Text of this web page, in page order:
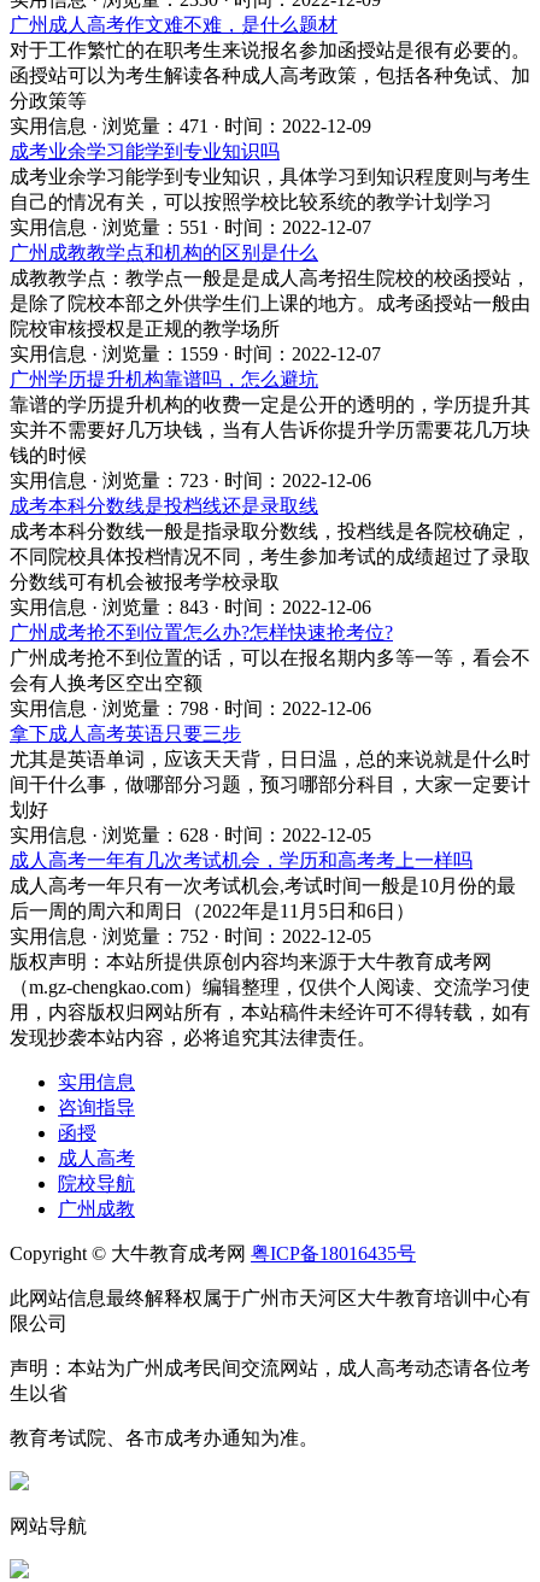
广州成人高考作文难不难，是什么题材
对于工作繁忙的在职考生来说报名参加函授站是很有必要的。
函授站可以为考生解读各种成人高考政策，包括各种免试、加
分政策等
实用信息 · 浏览量：471 · 时间：2022-12-09
成考业余学习能学到专业知识吗
成考业余学习能学到专业知识，具体学习到知识程度则与考生
自己的情况有关，可以按照学校比较系统的教学计划学习
实用信息 · 浏览量：551 · 时间：2022-12-07
广州成教教学点和机构的区别是什么
成教教学点：教学点一般是是成人高考招生院校的校函授站，
是除了院校本部之外供学生们上课的地方。成考函授站一般由
院校审核授权是正规的教学场所
实用信息 · 浏览量：1559 · 时间：2022-12-07
广州学历提升机构靠谱吗，怎么避坑
靠谱的学历提升机构的收费一定是公开的透明的，学历提升其
实并不需要好几万块钱，当有人告诉你提升学历需要花几万块
钱的时候
实用信息 · 浏览量：723 · 时间：2022-12-06
成考本科分数线是投档线还是录取线
成考本科分数线一般是指录取分数线，投档线是各院校确定，
不同院校具体投档情况不同，考生参加考试的成绩超过了录取
分数线可有机会被报考学校录取
实用信息 · 浏览量：843 · 时间：2022-12-06
广州成考抢不到位置怎么办?怎样快速抢考位?
广州成考抢不到位置的话，可以在报名期内多等一等，看会不
会有人换考区空出空额
实用信息 · 浏览量：798 · 时间：2022-12-06
拿下成人高考英语只要三步
尤其是英语单词，应该天天背，日日温，总的来说就是什么时
间干什么事，做哪部分习题，预习哪部分科目，大家一定要计
划好
实用信息 · 浏览量：628 · 时间：2022-12-05
成人高考一年有几次考试机会，学历和高考考上一样吗
成人高考一年只有一次考试机会,考试时间一般是10月份的最
后一周的周六和周日（2022年是11月5日和6日）
实用信息 · 浏览量：752 · 时间：2022-12-05
版权声明： 本站所提供原创内容均来源于大牛教育成考网
（m.gz-chengkao.com）编辑整理，仅供个人阅读、交流学习使
用，内容版权归网站所有，本站稿件未经许可不得转载，如有
发现抄袭本站内容，必将追究其法律责任。
实用信息
咨询指导
函授
成人高考
院校导航
广州成教
Copyright © 大牛教育成考网 粤ICP备18016435号
此网站信息最终解释权属于广州市天河区大牛教育培训中心有
限公司
声明：本站为广州成考民间交流网站，成人高考动态请各位考
生以省
教育考试院、各市成考办通知为准。
网站导航